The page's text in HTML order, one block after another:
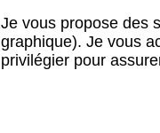
Je vous propose des
graphique). Je vous
privilégier pour